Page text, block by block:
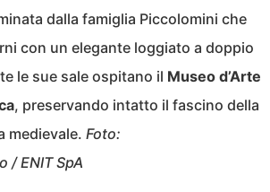
dalla famiglia Piccolomini che
con un elegante loggiato a doppio
le sue sale ospitano il Museo d’Arte
, preservando intatto il fascino della
medievale. Foto:
/ ENIT SpA